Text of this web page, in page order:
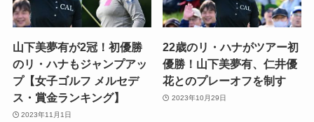
山下美夢有が2冠！初優勝
のリ・ハナもジャンプアッ
プ【女子ゴルフ メルセデ
ス・賞金ランキング】
2023年11月1日
22歳のリ・ハナがツアー初
優勝！山下美夢有、仁井優
花とのプレーオフを制す
2023年10月29日